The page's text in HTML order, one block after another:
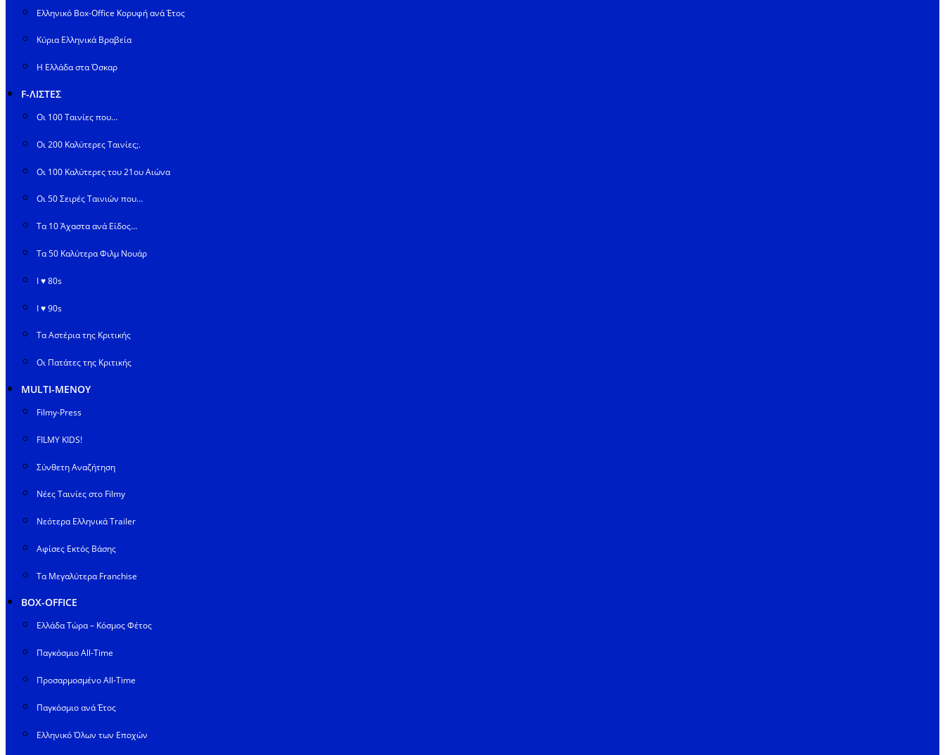
Ελληνικό Box-Office Κορυφή ανά Έτος
Κύρια Ελληνικά Βραβεία
Η Ελλάδα στα Όσκαρ
F-ΛΙΣΤΕΣ
Οι 100 Ταινίες που…
Οι 200 Καλύτερες Ταινίες;.
Οι 100 Καλύτερες του 21ου Αιώνα
Οι 50 Σειρές Ταινιών που…
Τα 10 Άχαστα ανά Είδος…
Τα 50 Καλύτερα Φιλμ Νουάρ
I ♥ 80s
I ♥ 90s
Τα Αστέρια της Κριτικής
Οι Πατάτες της Κριτικής
MULTI-ΜΕΝΟΥ
Filmy-Press
FILMY KIDS!
Σύνθετη Αναζήτηση
Νέες Ταινίες στο Filmy
Νεότερα Ελληνικά Trailer
Αφίσες Εκτός Βάσης
Τα Μεγαλύτερα Franchise
BOX-OFFICE
Ελλάδα Τώρα – Κόσμος Φέτος
Παγκόσμιο All-Time
Προσαρμοσμένο All-Time
Παγκόσμιο ανά Έτος
Ελληνικό Όλων των Εποχών